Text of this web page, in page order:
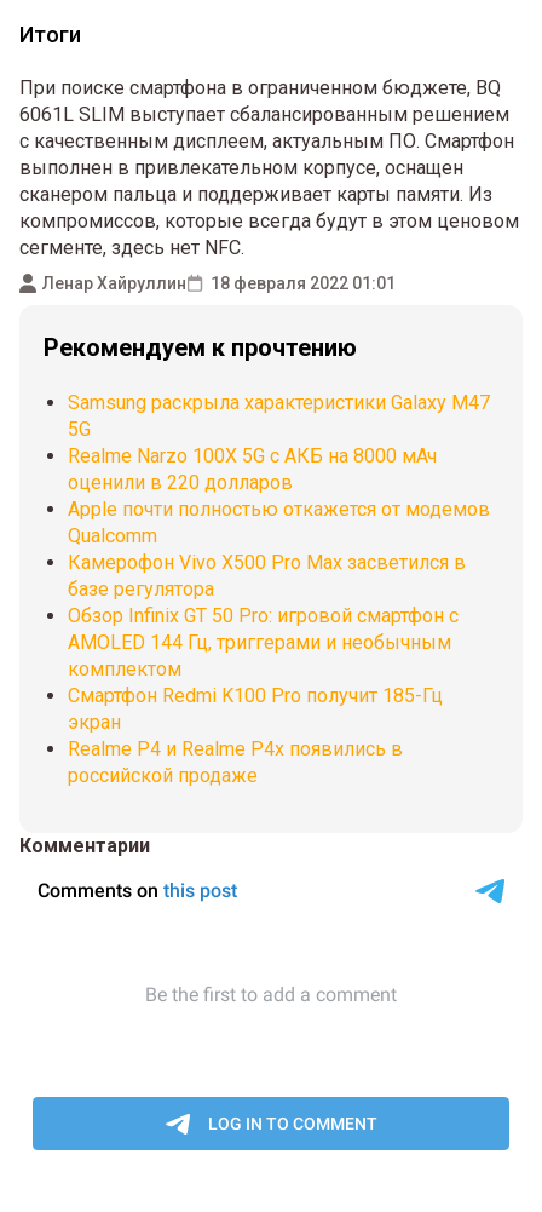
Итоги
При поиске смартфона в ограниченном бюджете, BQ
6061L SLIM выступает сбалансированным решением
с качественным дисплеем, актуальным ПО. Смартфон
выполнен в привлекательном корпусе, оснащен
сканером пальца и поддерживает карты памяти. Из
компромиссов, которые всегда будут в этом ценовом
сегменте, здесь нет NFC.
Ленар Хайруллин 18 февраля 2022 01:01
Рекомендуем к прочтению
Samsung раскрыла характеристики Galaxy M47
5G
Realme Narzo 100X 5G с АКБ на 8000 мАч
оценили в 220 долларов
Apple почти полностью откажется от модемов
Qualcomm
Камерофон Vivo X500 Pro Max засветился в
базе регулятора
Обзор Infinix GT 50 Pro: игровой смартфон с
AMOLED 144 Гц, триггерами и необычным
комплектом
Смартфон Redmi K100 Pro получит 185-Гц
экран
Realme P4 и Realme P4x появились в
российской продаже
Комментарии